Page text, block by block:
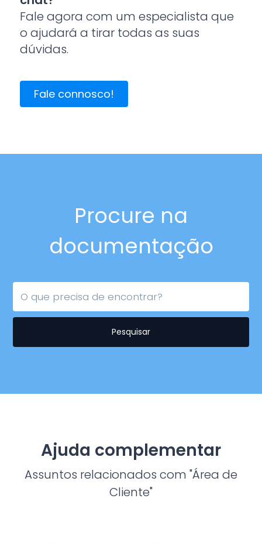
Fale agora com um especialista que
o ajudará a tirar todas as suas
dúvidas.
Fale connosco!
Procure na
documentação
Pesquisar
Ajuda complementar
Assuntos relacionados com "Área de
Cliente"